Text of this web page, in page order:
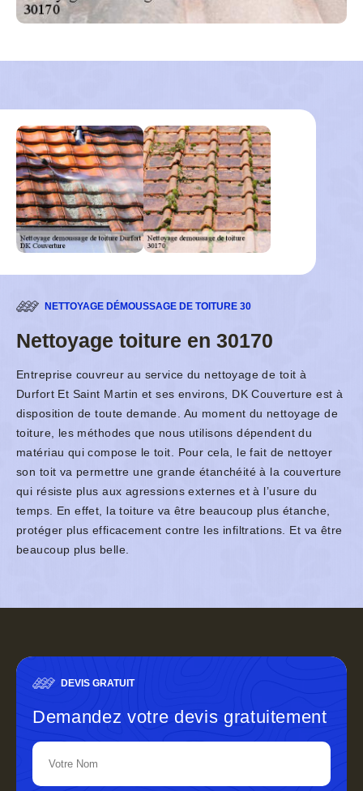
NETTOYAGE DÉMOUSSAGE DE TOITURE 30
Nettoyage toiture en 30170
Entreprise couvreur au service du nettoyage de toit à
Durfort Et Saint Martin et ses environs, DK Couverture est à
disposition de toute demande. Au moment du nettoyage de
toiture, les méthodes que nous utilisons dépendent du
matériau qui compose le toit. Pour cela, le fait de nettoyer
son toit va permettre une grande étanchéité à la couverture
qui résiste plus aux agressions externes et à l’usure du
temps. En effet, la toiture va être beaucoup plus étanche,
protéger plus efficacement contre les infiltrations. Et va être
beaucoup plus belle.
DEVIS GRATUIT
Demandez votre devis gratuitement